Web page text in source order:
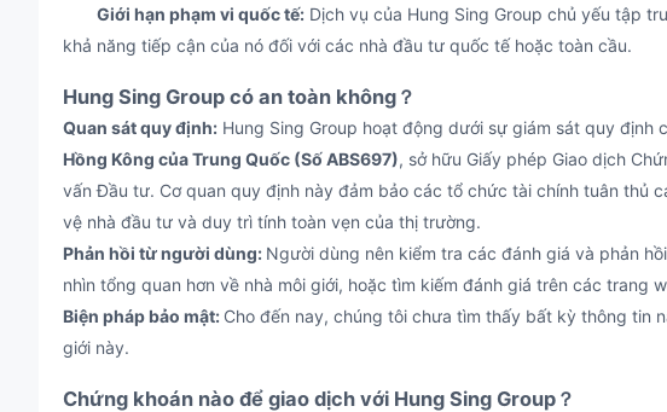
Giới hạn phạm vi quốc tế: Dịch vụ của Hung Sing Group chủ yếu tập
khả năng tiếp cận của nó đối với các nhà đầu tư quốc tế hoặc toàn cầu.
Hung Sing Group có an toàn không？
Quan sát quy định: Hung Sing Group hoạt động dưới sự giám sát quy định
Hồng Kông của Trung Quốc (Số ABS697), sở hữu Giấy phép Giao dịch
vấn Đầu tư. Cơ quan quy định này đảm bảo các tổ chức tài chính tuân thủ
vệ nhà đầu tư và duy trì tính toàn vẹn của thị trường.
Phản hồi từ người dùng: Người dùng nên kiểm tra các đánh giá và phản
nhìn tổng quan hơn về nhà môi giới, hoặc tìm kiếm đánh giá trên các trang
Biện pháp bảo mật: Cho đến nay, chúng tôi chưa tìm thấy bất kỳ thông tin
giới này.
Chứng khoán nào để giao dịch với Hung Sing Group？